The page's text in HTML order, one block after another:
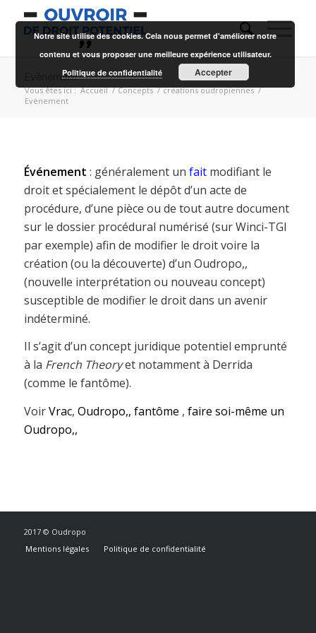
Evènement
Vous êtes ici : Accueil / Concepts / créations oudropiennes /
Evènement
Événement : généralement un faitmodifiant le
droit et spécialement le dépôt d’un acte de
procédure, d’une pièce ou de tout autre document
sur le dossier procédural numérisé (sur Winci-TGI
par exemple) afin de modifier le droit voire la
création (ou la découverte) d’un Oudropo,,
(nouvelle interprétation ou nouveau concept)
susceptible de modifier le droit dans un avenir
indéterminé.
Il s’agit d’un concept juridique potentiel emprunté
à la French Theoryet notamment à Derrida
(comme le fantôme).
VoirVrac, Oudropo,, fantôme , faire soi-même un
Oudropo,,
2017 © Oudropo
Mentions légales
Politique de confidentialité
Notre site utilise des cookies. Cela nous permet d'améliorer notre
contenu et vous proposer une meilleure expérience utilisateur.
Politique de confidentialité
Accepter